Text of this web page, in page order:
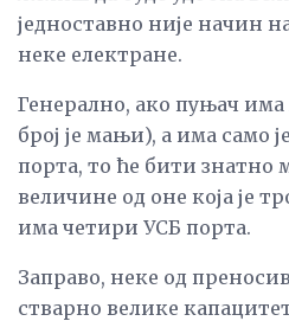
једноставно није начин
неке електране.
Генерално, ако пуњач
број је мањи), а има само
порта, то ће бити знатно
величине од оне која је
има четири УСБ порта.
Заправо, неке од
стварно велике